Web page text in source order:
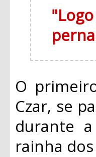
O
Czar, se
durante
rainha